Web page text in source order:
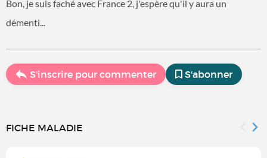
Bon, je suis faché avec France 2, j'espère qu'il y aura un
démenti...
S'inscrire pour commenter S'abonner
FICHE MALADIE